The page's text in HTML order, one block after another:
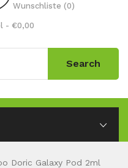
Wunschliste (0)
- €0,00
Search
Doric Galaxy Pod 2ml